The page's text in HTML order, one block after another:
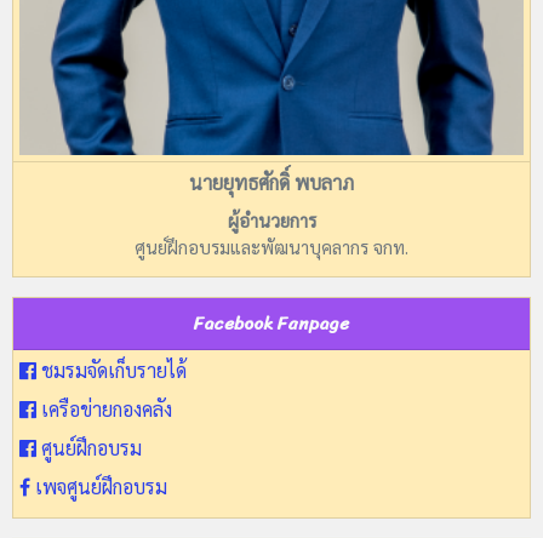
นายยุทธศักดิ์ พบลาภ
ผู้อำนวยการ
ศูนย์ฝึกอบรมและพัฒนาบุคลากร จกท.
Facebook Fanpage
ชมรมจัดเก็บรายได้
เครือข่ายกองคลัง
ศูนย์ฝึกอบรม
เพจศูนย์ฝึกอบรม